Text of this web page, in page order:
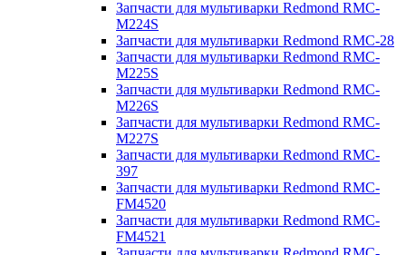
Запчасти для мультиварки Redmond RMC-
M224S
Запчасти для мультиварки Redmond RMC-28
Запчасти для мультиварки Redmond RMC-
M225S
Запчасти для мультиварки Redmond RMC-
M226S
Запчасти для мультиварки Redmond RMC-
M227S
Запчасти для мультиварки Redmond RMC-
397
Запчасти для мультиварки Redmond RMC-
FM4520
Запчасти для мультиварки Redmond RMC-
FM4521